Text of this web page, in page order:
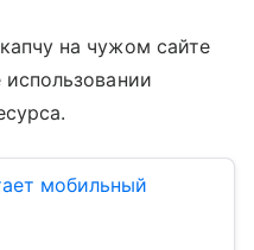
на чужом сайте
мобильный